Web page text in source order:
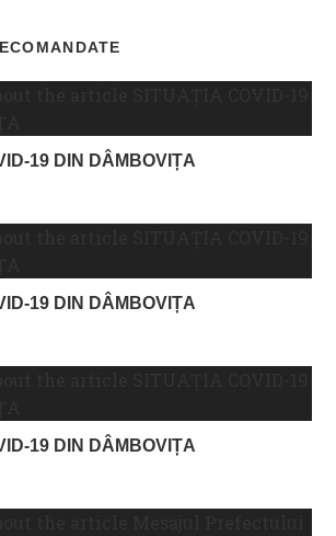
19 DIN DÂMBOVIȚA
19 DIN DÂMBOVIȚA
19 DIN DÂMBOVIȚA